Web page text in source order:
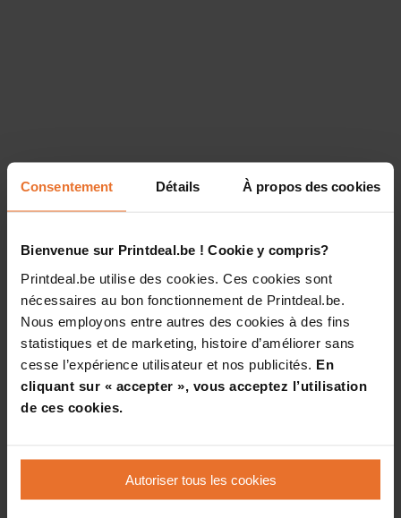
Consentement Détails À propos des cookies
Bienvenue sur Printdeal.be ! Cookie y compris?
Printdeal.be utilise des cookies. Ces cookies sont
nécessaires au bon fonctionnement de Printdeal.be.
Nous employons entre autres des cookies à des fins
statistiques et de marketing, histoire d’améliorer sans
cesse l’expérience utilisateur et nos publicités. En
cliquant sur « accepter », vous acceptez l’utilisation
de ces cookies.
Autoriser tous les cookies